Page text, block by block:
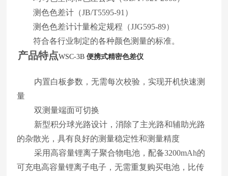
测色色差计（JB/T5595-91）
测色色差计计量检定规程（JJG595-89）
符合各行业制定的各种颜色测量的标准。
产品特点WSC-3B便携式精密色差仪
内置白板参数，无需每次校验，实现开机快速测
量
双测量端面可切换
新型积分球光路设计，消除了主光路和辅助光路
的杂散光，具有良好的测量稳定性和测量精度
采用高容量锂离子聚合物电池，配备3200mAh的
可充电高容量锂离子电子，无需重复购买电池，比传